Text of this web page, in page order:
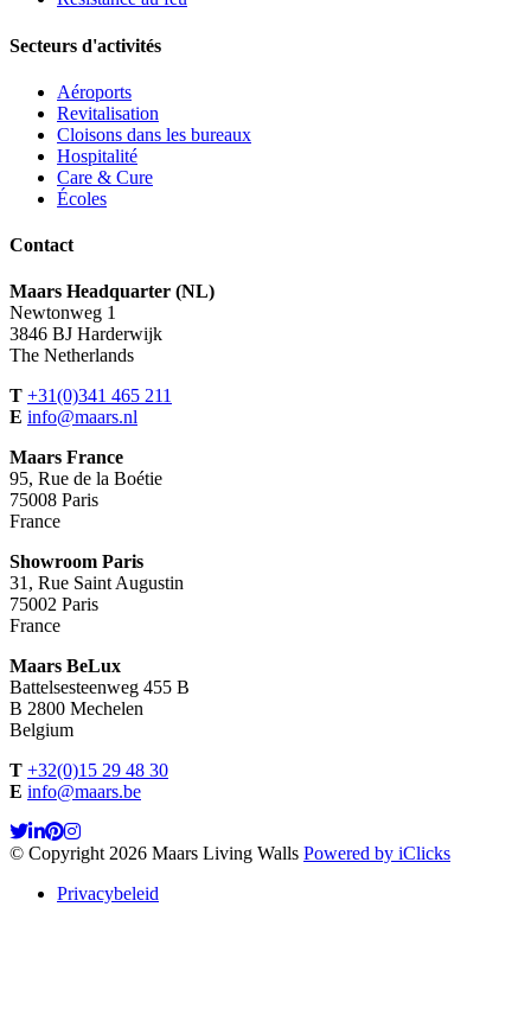
Secteurs d'activités
Aéroports
Revitalisation
Cloisons dans les bureaux
Hospitalité
Care & Cure
Écoles
Contact
Maars Headquarter (NL)
Newtonweg 1
3846 BJ Harderwijk
The Netherlands
T +31(0)341 465 211
E info@maars.nl
Maars France
95, Rue de la Boétie
75008 Paris
France
Showroom Paris
31, Rue Saint Augustin
75002 Paris
France
Maars BeLux
Battelsesteenweg 455 B
B 2800 Mechelen
Belgium
T +32(0)15 29 48 30
E info@maars.be
© Copyright 2026 Maars Living Walls Powered by iClicks
Privacybeleid